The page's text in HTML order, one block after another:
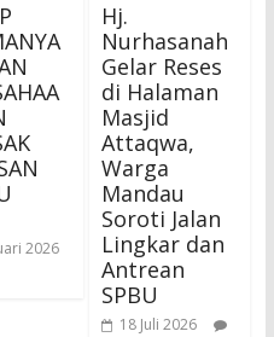
2026
Hj.
Nurhasanah
Gelar Reses
di Halaman
Masjid
Attaqwa,
Warga
Mandau
Soroti Jalan
Lingkar dan
Antrean
SPBU
18 Juli 2026